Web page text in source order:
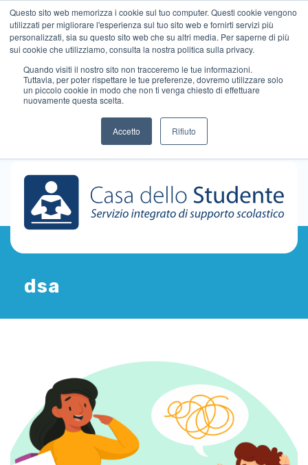
Questo sito web memorizza i cookie sul tuo computer. Questi cookie vengono
utilizzati per migliorare l'esperienza sul tuo sito web e fornirti servizi più
personalizzati, sia su questo sito web che su altri media. Per saperne di più
sui cookie che utilizziamo, consulta la nostra politica sulla privacy.
Quando visiti il ​​nostro sito non tracceremo le tue informazioni.
Tuttavia, per poter rispettare le tue preferenze, dovremo utilizzare solo
un piccolo cookie in modo che non ti venga chiesto di effettuare
nuovamente questa scelta.
Accetto Rifiuto
dsa